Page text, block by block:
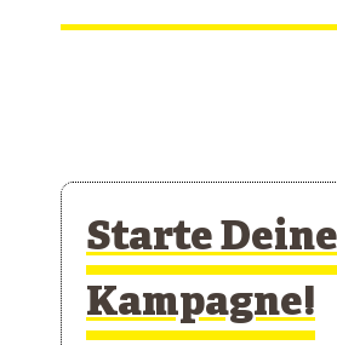
Starte Deine
Kampagne!